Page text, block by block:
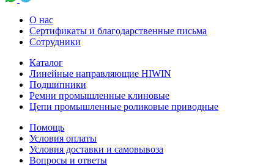
О нас
Сертификаты и благодарственные письма
Сотрудники
Каталог
Линейные направляющие HIWIN
Подшипники
Ремни промышленные клиновые
Цепи промышленные роликовые приводные
Помощь
Условия оплаты
Условия доставки и самовывоза
Вопросы и ответы